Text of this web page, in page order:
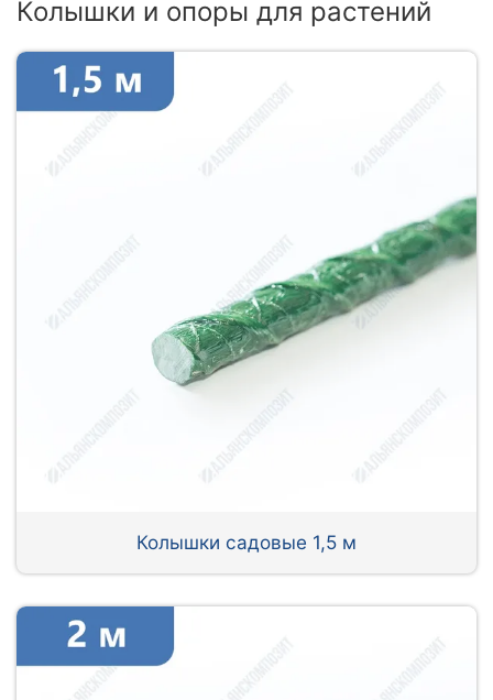
Колышки и опоры для растений
Колышки садовые 1,5 м